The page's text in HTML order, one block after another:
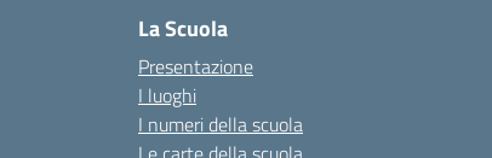
La Scuola
Presentazione
I luoghi
I numeri della scuola